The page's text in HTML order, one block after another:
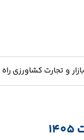
بازار و تجارت کشاورزی